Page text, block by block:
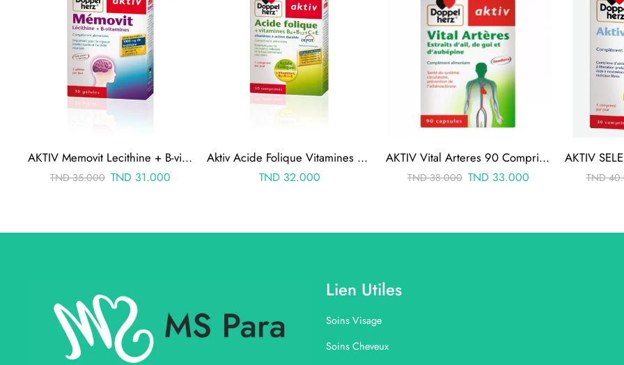
AKTIV Memovit Lecithine + B-vitamines 30 Comprimes
TND35.000 TND 31.000
Aktiv Acide Folique Vitamines B+C+E 30 Gélules
TND32.000
AKTIV Vital Arteres 90 Comprimes
TND38.000 TND 33.000 TND
Lien Utiles
Soins Visage
Soins Cheveux